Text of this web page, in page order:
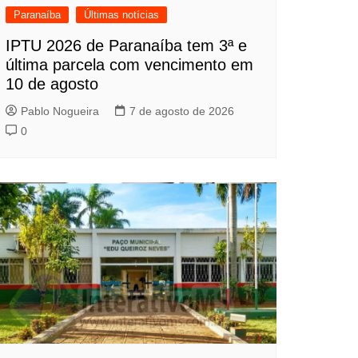
Paranaíba Últimas notícias
IPTU 2026 de Paranaíba tem 3ª e
última parcela com vencimento em
10 de agosto
Pablo Nogueira
7 de agosto de 2026
0